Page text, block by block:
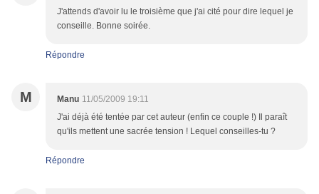
J'attends d'avoir lu le troisième que j'ai cité pour dire lequel je
conseille. Bonne soirée.
Répondre
M Manu 11/05/2009 19:11
J'ai déjà été tentée par cet auteur (enfin ce couple !) Il paraît
qu'ils mettent une sacrée tension ! Lequel conseilles-tu ?
Répondre